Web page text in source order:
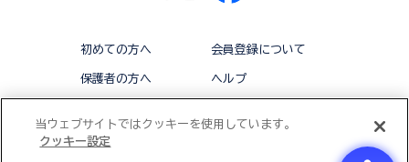
初めての方へ 会員登録について
保護者の方へ ヘルプ
当ウェブサイトではクッキーを使用しています。
クッキー設定